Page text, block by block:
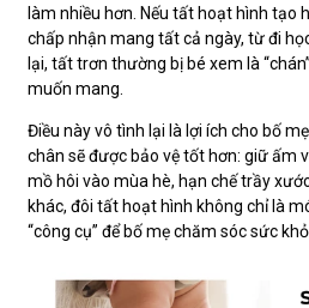
làm nhiều hơn. Nếu tất hoạt hình tạo
chấp nhận mang tất cả ngày, từ đi
lại, tất trơn thường bị bé xem là
muốn mang.
Điều này vô tình lại là lợi ích cho bố
chân sẽ được bảo vệ tốt hơn: giữ ấm
mồ hôi vào mùa hè, hạn chế trầy
khác, đôi tất hoạt hình không chỉ là
“công cụ” để bố mẹ chăm sóc sức